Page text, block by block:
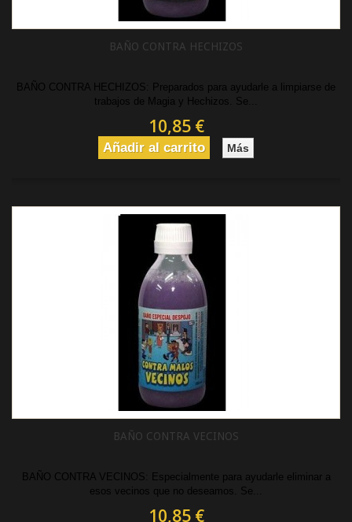
BAÑO CONTRA HECHIZOS
BAÑO CONTRA HECHIZOS: Preparados para ayudarle a limpiarse de
trabajos de Magia y Hechizos. Se...
10,85 €
Añadir al carrito Más
BAÑO CONTRA VECINOS
BAÑO CONTRA VECINOS: Especialmente para ayudarle eliminar a
esos vecinos que no deseamos. Se...
10,85 €